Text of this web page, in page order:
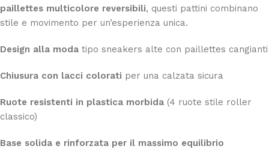
paillettes multicolore reversibili, questi pattini combinano
stile e movimento per un’esperienza unica.
Design alla moda tipo sneakers alte con paillettes cangianti
Chiusura con lacci colorati per una calzata sicura
Ruote resistenti in plastica morbida (4 ruote stile roller
classico)
Base solida e rinforzata per il massimo equilibrio